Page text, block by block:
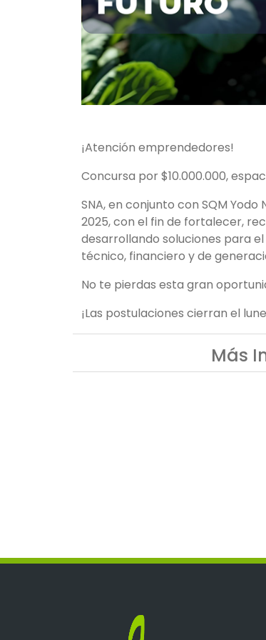
¡Atención emprendedores!
Concursa por $10.000.000,
SNA, en conjunto con SQM
2025, con el fin de fortalecer,
desarrollando soluciones para
técnico, financiero y de
No te pierdas esta gran
¡Las postulaciones cierran el
Más